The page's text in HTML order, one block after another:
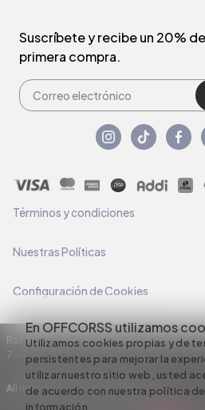
En OFFCORSS utilizamos
Utilizamos cookies propias y de
persistentes para mejorar la
utilizar nuestro sitio web, usted
de acuerdo con nuestra política
información
Suscríbete y recibe un 20%
primera compra.
Términos y condiciones
Nuestras Políticas
Configuración de Cookies
Razón Social: C.I HERMECO S.A. NIT:
7 – 35
All rights reserved empowered by